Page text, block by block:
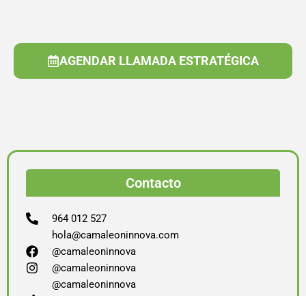
AGENDAR LLAMADA ESTRATÉGICA
Contacto
964 012 527
hola@camaleoninnova.com
@camaleoninnova
@camaleoninnova
@camaleoninnova